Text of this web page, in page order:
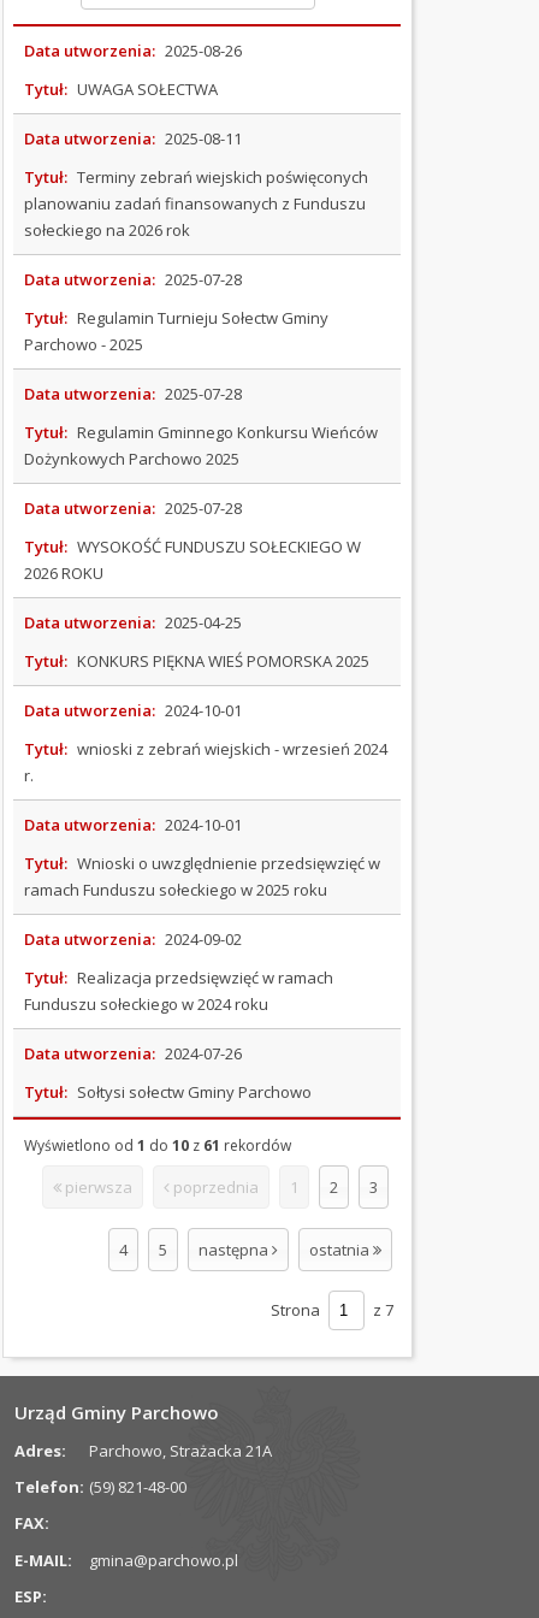
OGŁOSZENIA
PRZETARGI
OCHRONA
ŚRODOWISKA
PODATKI
I
OPŁATY
ORGANIZACJE
MIEJSCOWE
(Kliknięcie spowoduje otwarcie nowej karty)
WYBORY
ZAMÓWIENIA
PUBLICZNE
REJESTRY
STRATEGIE
I
SOŁECTWA
Aktualności
Chośnica
Gołczewo
Grabowo
Parchowskie
Jamno
Jeleńcz
Wieś
Parchowo
Soszyca
Sylczno
SPRAWOZDANIA
I
WNIOSKI
KONTROLE
SYGNALIŚCI
INFORMACJE
Data utworzenia: 2025-08-26
Tytuł: UWAGA SOŁECTWA
Data utworzenia: 2025-08-11
Tytuł: Terminy zebrań wiejskich poświęconych
planowaniu zadań finansowanych z Funduszu
sołeckiego na 2026 rok
Data utworzenia: 2025-07-28
Tytuł: Regulamin Turnieju Sołectw Gminy
Parchowo - 2025
Data utworzenia: 2025-07-28
Tytuł: Regulamin Gminnego Konkursu Wieńców
Dożynkowych Parchowo 2025
Data utworzenia: 2025-07-28
Tytuł: WYSOKOŚĆ FUNDUSZU SOŁECKIEGO W
2026 ROKU
Data utworzenia: 2025-04-25
Tytuł: KONKURS PIĘKNA WIEŚ POMORSKA 2025
Data utworzenia: 2024-10-01
Tytuł: wnioski z zebrań wiejskich - wrzesień 2024
r.
Data utworzenia: 2024-10-01
Tytuł: Wnioski o uwzględnienie przedsięwzięć w
ramach Funduszu sołeckiego w 2025 roku
Data utworzenia: 2024-09-02
Tytuł: Realizacja przedsięwzięć w ramach
Funduszu sołeckiego w 2024 roku
Data utworzenia: 2024-07-26
Tytuł: Sołtysi sołectw Gminy Parchowo
Wyświetlono od1 do10 z 61 rekordów
pierwsza poprzednia 1 2 3
4 5 następna ostatnia
Strona z 7
Urząd Gminy Parchowo
Adres:
Parchowo, Strażacka 21A
Telefon: (59) 821-48-00
FAX:
E-MAIL:
gmina@parchowo.pl
ESP: